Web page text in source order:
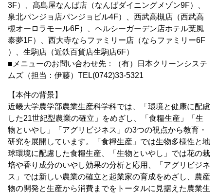
3F）、髙島屋なんば店（なんばダイニングメゾン9F）、
泉北パンジョ店パンジョビル4F）、西武高槻店（西武高
槻オーロラモール6F）、ヘルシーガーデン店ホテル葉風
泰夢1F）、西大寺ならファミリー店（ならファミリー6F
）、生駒店（近鉄百貨店生駒店6F）
■メニューのお問い合わせ先：（有）日本クリーンシステ
ムズ（担当：伊藤）TEL(0742)33-5321
【本件の背景】
近畿大学農学部農業生産科学科では、「環境と健康に配慮
した21世紀型農業の確立」をめざし、「食糧生産」「生
物といやし」「アグリビジネス」の3つの視点から教育・
研究を展開しています。「食糧生産」では生物多様性と地
球環境に配慮した食糧生産、「生物といやし」では花の栽
培や香り成分のいやし効果の分析と応用、「アグリビジネ
ス」では新しい農業の確立と起業家の育成をめざし、農産
物の開発と生産から消費までをトータルに見据えた農業生